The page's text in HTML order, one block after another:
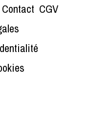
Contact CGV